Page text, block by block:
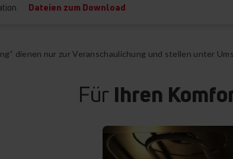
Dateien zum Download
dienen nur zur Veranschaulichung und stellen unter
FürIhren